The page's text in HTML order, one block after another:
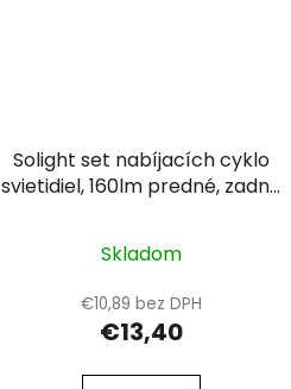
Solight set nabíjacích cyklo
svietidiel, 160lm predné, zadné
Skladom
€10,89 bez DPH
€13,40